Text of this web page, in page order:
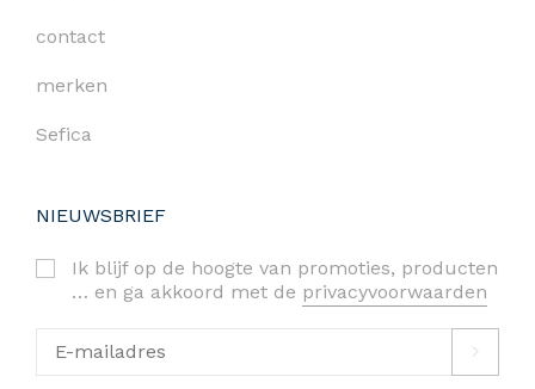
contact
merken
Sefica
NIEUWSBRIEF
Ik blijf op de hoogte van promoties, producten
… en ga akkoord met de privacyvoorwaarden